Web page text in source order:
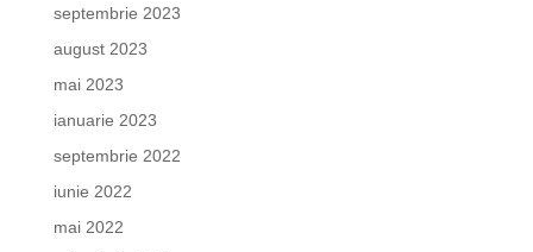
septembrie 2023
august 2023
mai 2023
ianuarie 2023
septembrie 2022
iunie 2022
mai 2022